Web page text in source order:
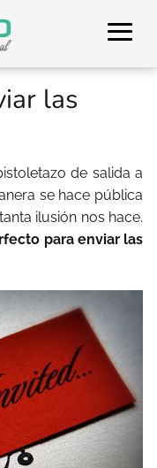
las
de salida a
se hace pública
ilusión nos hace.
para enviar las